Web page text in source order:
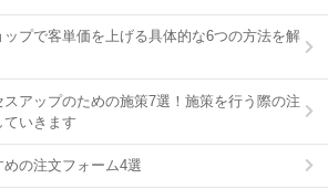
プで客単価を上げる具体的な6つの方法を解
アップのための施策7選！施策を行う際の注
いきます
めの注文フォーム4選